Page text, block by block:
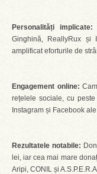
Personalități implicate:
Ginghină, ReallyRux și
amplificat eforturile de
Engagement online:
rețelele sociale, cu
Instagram și Facebook
Rezultatele notabile:
lei, iar cea mai mare
Aripi, CONIL și